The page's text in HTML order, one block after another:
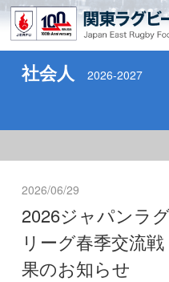
社会人 2026-2027
2026/06/29
2026ジャパンラ
リーグ春季交流
果のお知らせ